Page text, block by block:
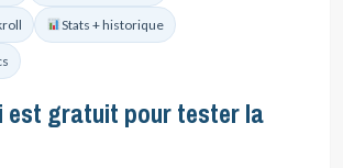
Stats + historique
est gratuit pour tester la